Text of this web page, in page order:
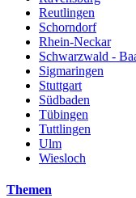
Reutlingen
Schorndorf
Rhein-Neckar
Schwarzwald -
Sigmaringen
Stuttgart
Südbaden
Tübingen
Tuttlingen
Ulm
Wiesloch
Themen